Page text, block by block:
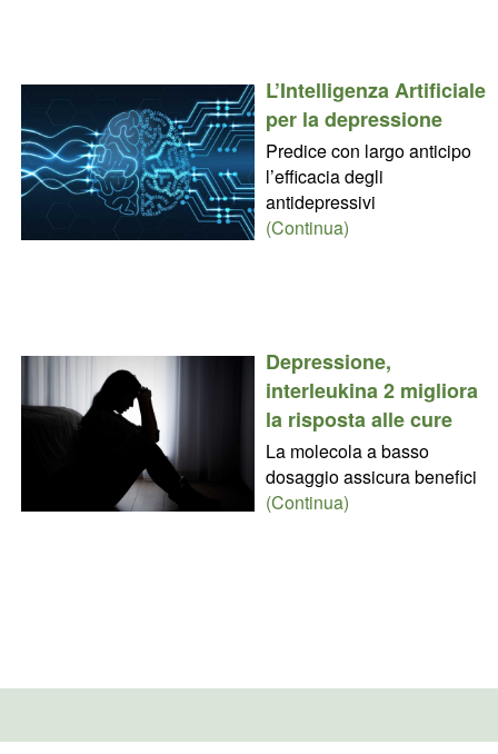
L’Intelligenza Artificiale
per la depressione
Predice con largo anticipo
l’efficacia degli
antidepressivi
(Continua)
Depressione,
interleukina 2 migliora
la risposta alle cure
La molecola a basso
dosaggio assicura benefici
(Continua)